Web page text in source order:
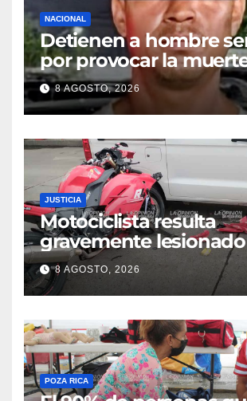
NACIONAL
Detienen a hombre
por provocar la
adulto mayor
8 AGOSTO, 2026
JUSTICIA
Motociclista resulta
gravemente
choque en la colonia
Flores Magón
8 AGOSTO, 2026
POZA RICA